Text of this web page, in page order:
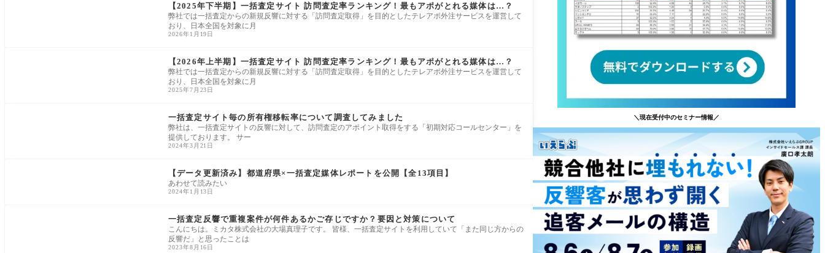
【2025年下半期】一括査定サイト 訪問査定率ランキング！最もアポがとれる媒体は…？
弊社では一括査定からの新規反響に対する「訪問査定取得」を目的としたテレアポ外注サービスを運営して
おり、日本全国を対象に月
2026年1月19日
【2026年上半期】一括査定サイト 訪問査定率ランキング！最もアポがとれる媒体は…？
弊社では一括査定からの新規反響に対する「訪問査定取得」を目的としたテレアポ外注サービスを運営して
おり、日本全国を対象に月
2025年7月23日
一括査定サイト毎の所有権移転率について調査してみました
弊社は、一括査定サイトの反響に対して、訪問査定のアポイント取得をする「初期対応コールセンター」を
提供しております。 サー
2024年3月21日
【データ更新済み】都道府県×一括査定媒体レポートを公開【全13項目】
あわせて読みたい
2024年1月13日
一括査定反響で重複案件が何件あるかご存じですか？要因と対策について
こんにちは。ミカタ株式会社の大場真理子です。 皆様、一括査定サイトを利用していて「また同じ方からの
反響だ」と思ったことは
2023年8月16日
＼現在受付中のセミナー情報／